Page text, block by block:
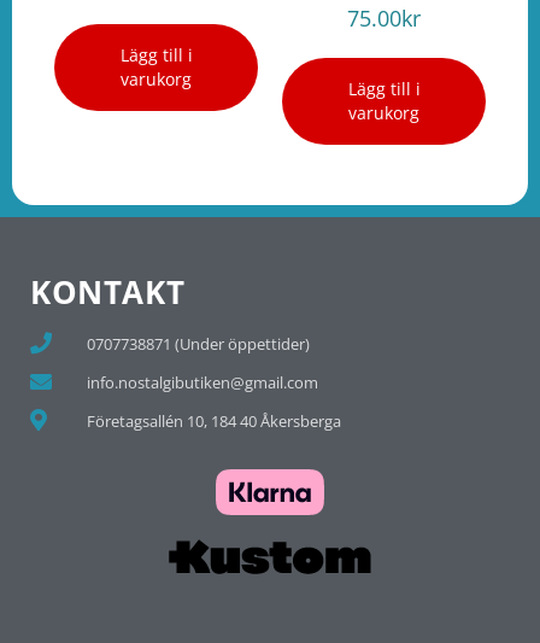
Lägg till i
varukorg
75.00kr
Lägg till i
varukorg
KONTAKT
0707738871 (Under öppettider)
info.nostalgibutiken@gmail.com
Företagsallén 10, 184 40 Åkersberga